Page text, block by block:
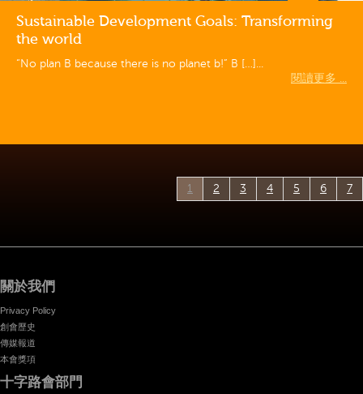
Sustainable Development Goals: Transforming
the world
“No plan B because there is no planet b!” B […]...
閱讀更多 ...
1 2 3 4 5 6 7
關於我們
Privacy Policy
創會歷史
傳媒報道
本會獎項
十字路會部門